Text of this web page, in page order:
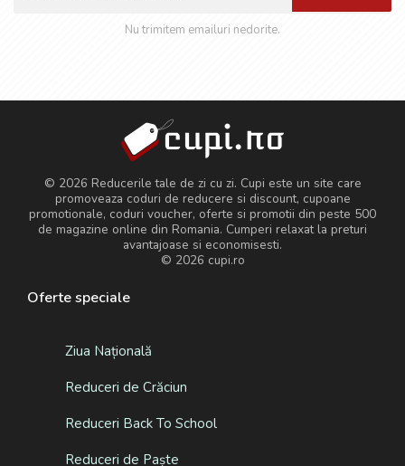
Nu trimitem emailuri nedorite.
© 2026 Reducerile tale de zi cu zi. Cupi este un site care
promoveaza coduri de reducere si discount, cupoane
promotionale, coduri voucher, oferte si promotii din peste 500
de magazine online din Romania. Cumperi relaxat la preturi
avantajoase si economisesti.
© 2026 cupi.ro
Oferte speciale
Ziua Națională
Reduceri de Crăciun
Reduceri Back To School
Reduceri de Paște